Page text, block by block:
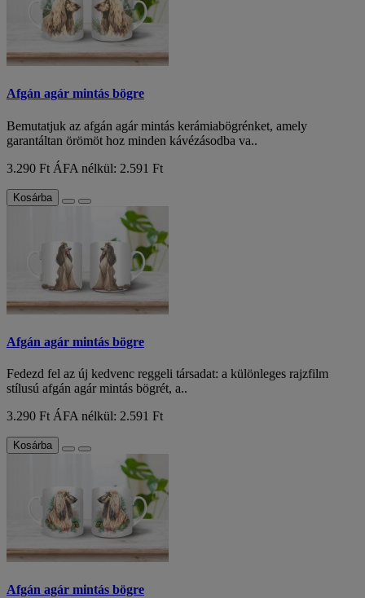
Afgán agár mintás bögre
Bemutatjuk az afgán agár mintás kerámiabögrénket, amely
garantáltan örömöt hoz minden kávézásodba va..
3.290 Ft ÁFA nélkül: 2.591 Ft
Kosárba
Afgán agár mintás bögre
Fedezd fel az új kedvenc reggeli társadat: a különleges rajzfilm
stílusú afgán agár mintás bögrét, a..
3.290 Ft ÁFA nélkül: 2.591 Ft
Kosárba
Afgán agár mintás bögre